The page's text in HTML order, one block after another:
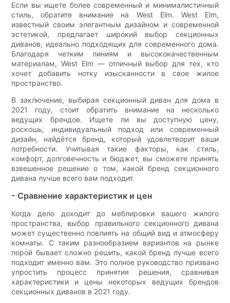
Если вы ищете более современный и минималистичный
стиль, обратите внимание на West Elm. West Elm,
известный своим элегантным дизайном и современной
эстетикой, предлагает широкий выбор секционных
диванов, идеально подходящих для современного дома.
Благодаря четким линиям и высококачественным
материалам, West Elm — отличный выбор для тех, кто
хочет добавить нотку изысканности в свое жилое
пространство.
В заключение, выбирая секционный диван для дома в
2021 году, стоит обратить внимание на несколько
ведущих брендов. Ищете ли вы доступную цену,
роскошь, индивидуальный подход или современный
дизайн, найдётся бренд, который удовлетворит ваши
потребности. Учитывая такие факторы, как стиль,
комфорт, долговечность и бюджет, вы сможете принять
взвешенное решение о том, какой бренд секционного
дивана лучше всего вам подходит.
- Сравнение характеристик и цен
Когда дело доходит до меблировки вашего жилого
пространства, выбор правильного секционного дивана
может существенно повлиять на общий вид и атмосферу
комнаты. С таким разнообразием вариантов на рынке
порой бывает сложно решить, какой бренд лучше всего
подходит именно вам. Это полное руководство призвано
упростить процесс принятия решения, сравнивая
характеристики и цены некоторых ведущих брендов
секционных диванов в 2021 году.